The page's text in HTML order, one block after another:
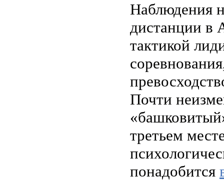
Наблюдения
дистанции в
тактикой
Почти
третьем
понадобится